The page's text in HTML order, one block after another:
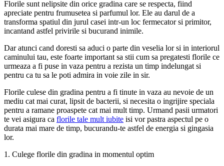
Florile sunt nelipsite din orice gradina care se respecta, fiind
apreciate pentru frumusetea si parfumul lor. Ele au darul de a
transforma spatiul din jurul casei intr-un loc fermecator si primitor,
incantand astfel privirile si bucurand inimile.
Dar atunci cand doresti sa aduci o parte din veselia lor si in interiorul
caminului tau, este foarte important sa stii cum sa pregatesti florile ce
urmeaza a fi puse in vaza pentru a rezista un timp indelungat si
pentru ca tu sa le poti admira in voie zile in sir.
Florile culese din gradina pentru a fi tinute in vaza au nevoie de un
mediu cat mai curat, lipsit de bacterii, si necesita o ingrijire speciala
pentru a ramane proaspete cat mai mult timp. Urmand pasii urmatori
te vei asigura ca florile tale mult iubite isi vor pastra aspectul pe o
durata mai mare de timp, bucurandu-te astfel de energia si gingasia
lor.
1. Culege florile din gradina in momentul optim